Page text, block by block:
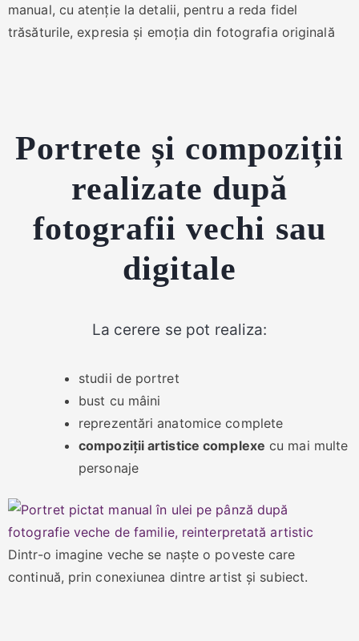
manual, cu atenție la detalii, pentru a reda fidel
trăsăturile, expresia și emoția din fotografia originală
Portrete și compoziții
realizate după
fotografii vechi sau
digitale
La cerere se pot realiza:
studii de portret
bust cu mâini
reprezentări anatomice complete
compoziții artistice complexe cu mai multe
personaje
Dintr-o imagine veche se naște o poveste care
continuă, prin conexiunea dintre artist și subiect.